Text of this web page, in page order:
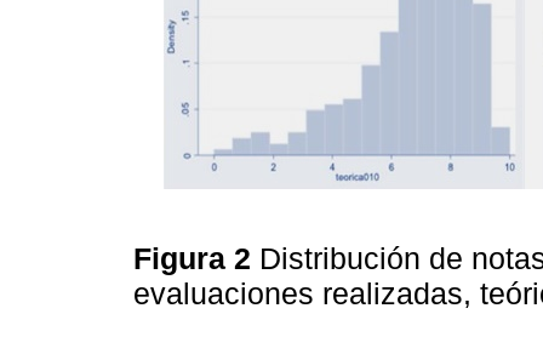
Figura 2 Distribución de
evaluaciones realizadas,